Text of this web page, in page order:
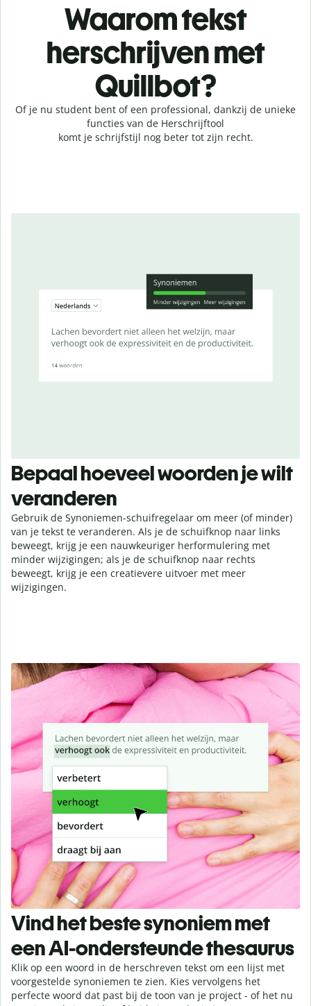
Waarom tekst
herschrijven met
Quillbot?
Of je nu student bent of een professional, dankzij de unieke
functies van de Herschrijftool
komt je schrijfstijl nog beter tot zijn recht.
Bepaal hoeveel woorden je wilt
veranderen
Gebruik de Synoniemen-schuifregelaar om meer (of minder)
van je tekst te veranderen. Als je de schuifknop naar links
beweegt, krijg je een nauwkeuriger herformulering met
minder wijzigingen; als je de schuifknop naar rechts
beweegt, krijg je een creatievere uitvoer met meer
wijzigingen.
Vind het beste synoniem met
een AI-ondersteunde thesaurus
Klik op een woord in de herschreven tekst om een lijst met
voorgestelde synoniemen te zien. Kies vervolgens het
perfecte woord dat past bij de toon van je project - of het nu